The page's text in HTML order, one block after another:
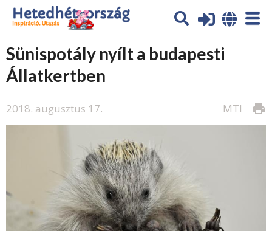
Sünispotály nyílt a budapesti
Állatkertben
2018. augusztus 17. print
MTI